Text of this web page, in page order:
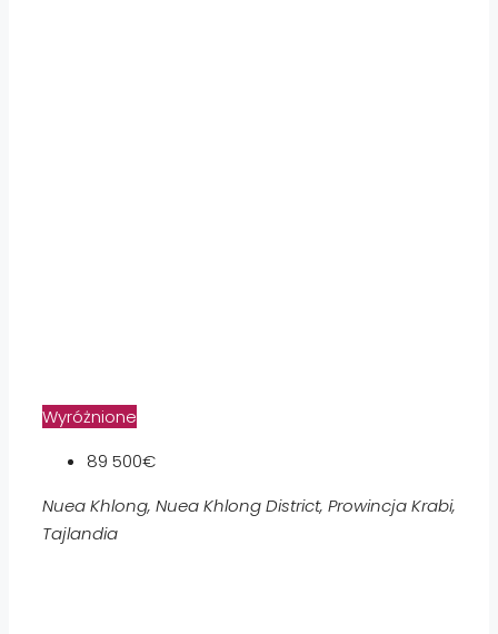
Wyróżnione
89 500€
Nuea Khlong, Nuea Khlong District, Prowincja Krabi,
Tajlandia